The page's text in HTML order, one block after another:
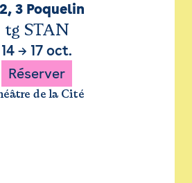
3 Poquelin
tg STAN
14 → 17 oct.
Réserver
de la Cité